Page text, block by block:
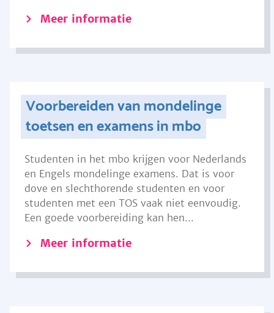
Meer informatie
Voorbereiden van mondelinge
toetsen en examens in mbo
Studenten in het mbo krijgen voor Nederlands
en Engels mondelinge examens. Dat is voor
dove en slechthorende studenten en voor
studenten met een TOS vaak niet eenvoudig.
Een goede voorbereiding kan hen...
Meer informatie